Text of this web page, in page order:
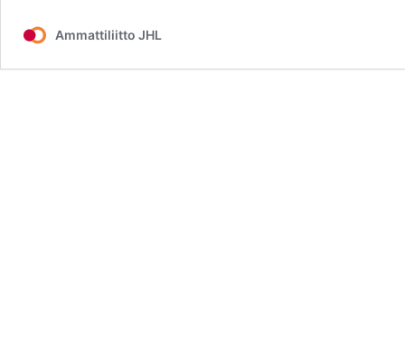
Ammattiliitto JHL